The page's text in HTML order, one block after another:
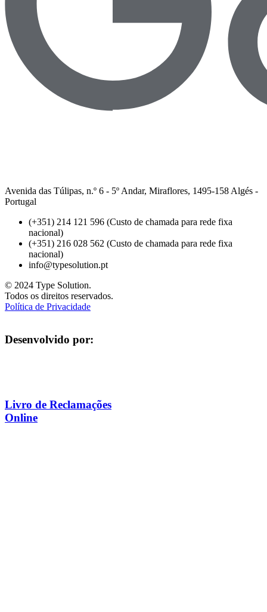
Avenida das Túlipas, n.º 6 - 5º Andar, Miraflores, 1495-158 Algés -
Portugal
(+351) 214 121 596 (Custo de chamada para rede fixa
nacional)
(+351) 216 028 562 (Custo de chamada para rede fixa
nacional)
info@typesolution.pt
© 2024 Type Solution.
Todos os direitos reservados.
Política de Privacidade
Desenvolvido por:
Livro de Reclamações
Online